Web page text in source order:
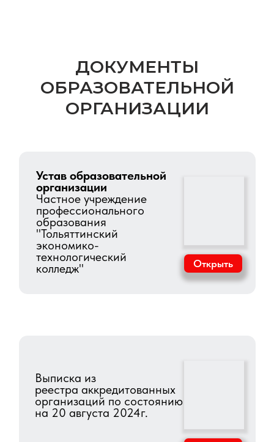
ДОКУМЕНТЫ
ОБРАЗОВАТЕЛЬНОЙ
ОРГАНИЗАЦИИ
экономико-
технологический
колледж"
Выписка из